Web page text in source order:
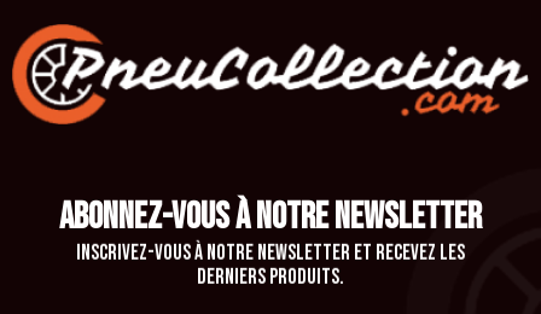
ABONNEZ-VOUS À NOTRE NEWSLETTER
Inscrivez-vous à notre newsletter et recevez les
derniers produits.